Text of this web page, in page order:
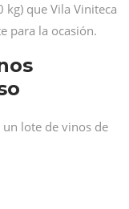
que Vila Viniteca
para la ocasión.
lote de vinos de